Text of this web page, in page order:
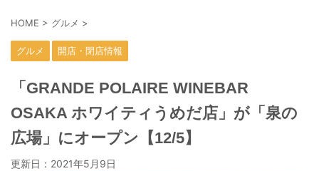
HOME > グルメ >
グルメ 開店・閉店情報
「GRANDE POLAIRE WINEBAR
OSAKA ホワイティうめだ店」が「泉の
広場」にオープン【12/5】
更新日： 2021年5月9日